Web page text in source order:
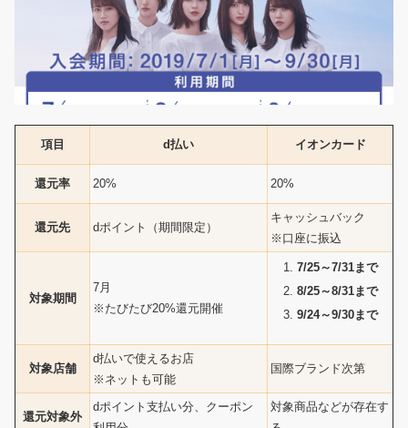
項目 d払い イオンカード
還元率 20% 20%
還元先 dポイント（期間限定）
キャッシュバック
※口座に振込
対象期間
7月
※たびたび20%還元開催
7/25～7/31まで
8/25～8/31まで
9/24～9/30まで
対象店舗
d払いで使えるお店
※ネットも可能
国際ブランド次第
還元対象外
dポイント支払い分、クーポン
対象商品などが存在す